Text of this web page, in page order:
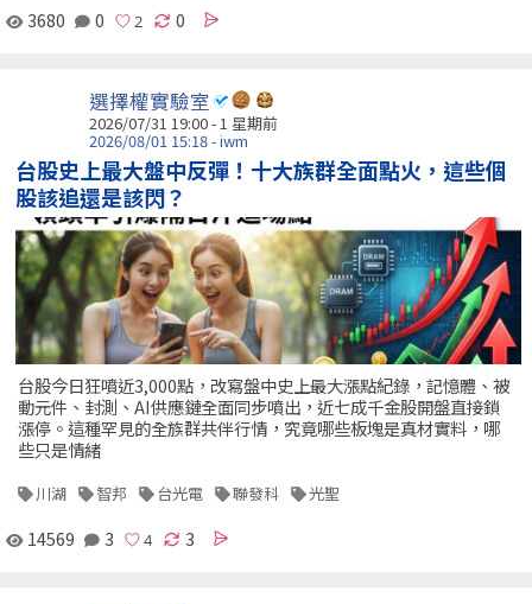
3680 0 0
選擇權實驗室
2026/07/31 19:00 - 1 星期前
2026/08/01 15:18 - iwm
台股史上最大盤中反彈！十大族群全面點火，這些個
股該追還是該閃？
台股今日狂噴近3,000點，改寫盤中史上最大漲點紀錄，記憶體、被
動元件、封測、AI供應鏈全面同步噴出，近七成千金股開盤直接鎖
漲停。這種罕見的全族群共伴行情，究竟哪些板塊是真材實料，哪
些只是情緒
川湖 智邦 台光電 聯發科 光聖
14569 3 3